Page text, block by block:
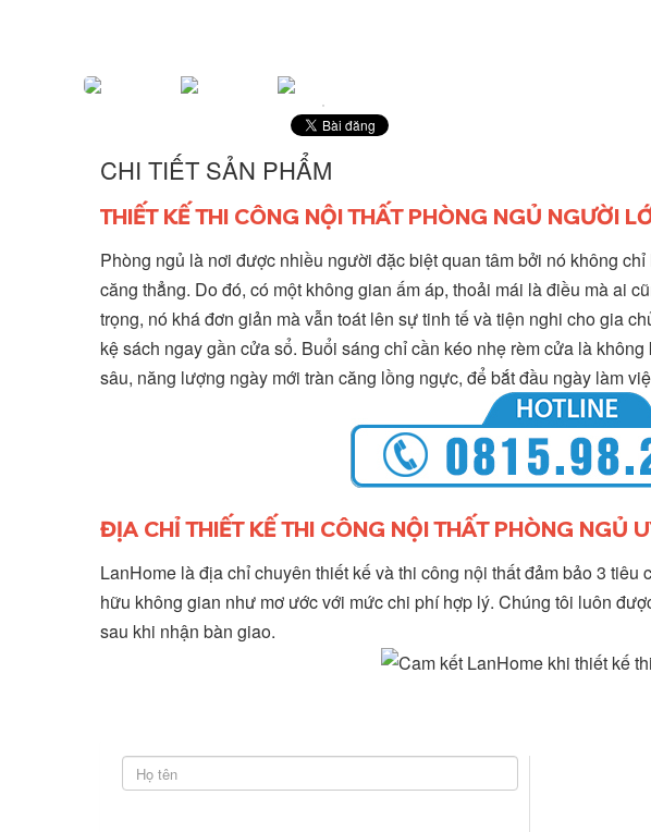
CHI TIẾT SẢN PHẨM
THIẾT KẾ THI CÔNG NỘI THẤT PHÒNG NGỦ NGƯỜI
Phòng ngủ là nơi được nhiều người đặc biệt quan tâm bởi nó không
căng thẳng. Do đó, có một không gian ấm áp, thoải mái là điều mà ai
trọng, nó khá đơn giản mà vẫn toát lên sự tinh tế và tiện nghi cho gia
kệ sách ngay gần cửa sổ. Buổi sáng chỉ cần kéo nhẹ rèm cửa là
sâu, năng lượng ngày mới tràn căng lồng ngực, để bắt đầu ngày làm
ĐỊA CHỈ THIẾT KẾ THI CÔNG NỘI THẤT PHÒNG NGỦ
LanHome là địa chỉ chuyên thiết kế và thi công nội thất đảm bảo 3
hữu không gian như mơ ước với mức chi phí hợp lý. Chúng tôi luôn
sau khi nhận bàn giao.